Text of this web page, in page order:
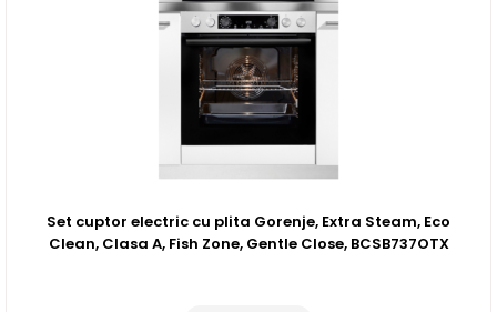
Set cuptor electric cu plita Gorenje, Extra Steam, Eco
Clean, Clasa A, Fish Zone, Gentle Close, BCSB737OTX